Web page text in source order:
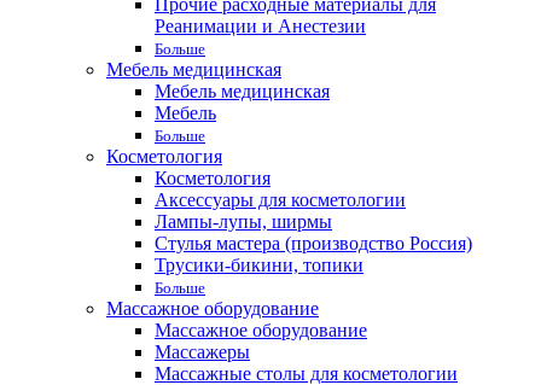
Прочие расходные материалы для
Реанимации и Анестезии
Больше
Мебель медицинская
Мебель медицинская
Мебель
Больше
Косметология
Косметология
Аксессуары для косметологии
Лампы-лупы, ширмы
Стулья мастера (производство Россия)
Трусики-бикини, топики
Больше
Массажное оборудование
Массажное оборудование
Массажеры
Массажные столы для косметологии